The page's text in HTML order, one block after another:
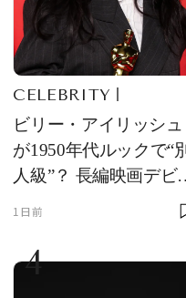
CELEBRITY
ビリー・アイリッシュ
が1950年代ルックで“別
人級”？ 長編映画デビ
ー作の現場写真に反響
1日前
4